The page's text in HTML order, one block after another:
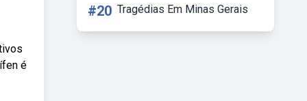
é
#20 Tragédias Em Minas Gerais